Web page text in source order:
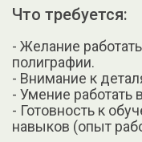
Что требуется:
- Желание
полиграфии.
- Внимание к
- Умение работать
- Готовность к
навыков (опыт